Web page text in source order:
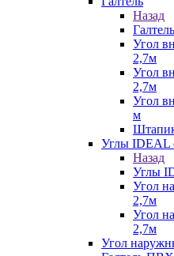
Назад
Галтель
Угол
2,7м
Угол
2,7м
Угол
м
Углы IDEAL
Назад
Углы
Угол
2,7м
Угол
2,7м
Угол